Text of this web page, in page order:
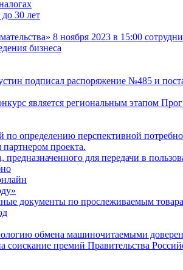
до 30 лет
8 ноября 2023 в 15:00
бизнеса
подписал распоряжение №485 и
является региональным этапом
по определению перспективной
проекта.
для передачи в
документы по прослеживаемым
обмена машиночитаемыми
премий Правительства